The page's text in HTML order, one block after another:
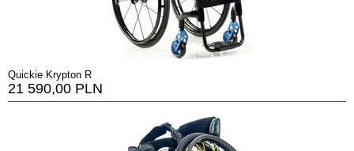
Quickie Krypton R
21 590,00 PLN